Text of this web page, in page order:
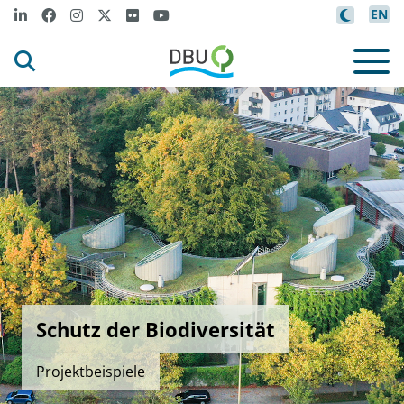
EN
Schutz der Biodiversität
Projektbeispiele